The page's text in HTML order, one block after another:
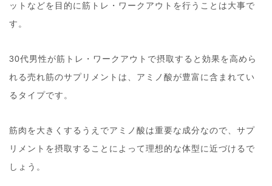
ットなどを目的に筋トレ・ワークアウトを行うことは大事で
す。
30代男性が筋トレ・ワークアウトで摂取すると効果を高めら
れる売れ筋のサプリメントは、アミノ酸が豊富に含まれてい
るタイプです。
筋肉を大きくするうえでアミノ酸は重要な成分なので、サプ
リメントを摂取することによって理想的な体型に近づけるで
しょう。